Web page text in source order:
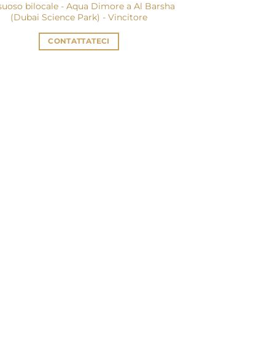
bilocale - Aqua Dimore a Al Barsha
(Dubai Science Park) - Vincitore
CONTATTATECI